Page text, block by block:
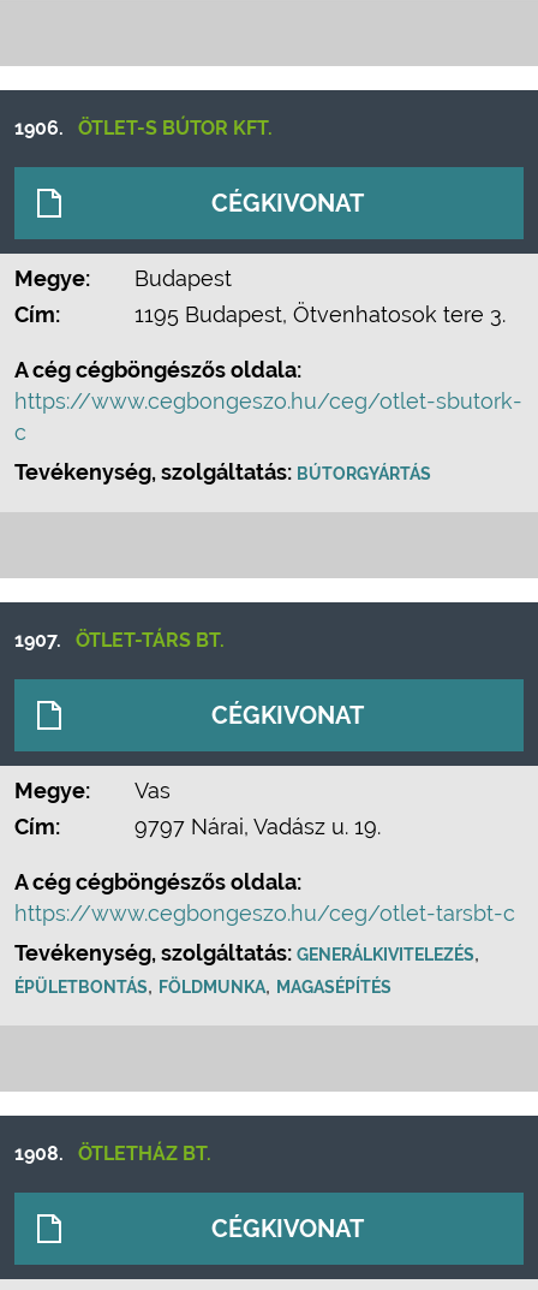
1906. ÖTLET-S BÚTOR KFT.
CÉGKIVONAT
Megye:
Budapest
Cím:
1195 Budapest, Ötvenhatosok tere 3.
A cég cégböngészős oldala:
https://www.cegbongeszo.hu/ceg/otlet-sbutork-
c
Tevékenység, szolgáltatás: BÚTORGYÁRTÁS
1907. ÖTLET-TÁRS BT.
CÉGKIVONAT
Megye:
Vas
Cím:
9797 Nárai, Vadász u. 19.
A cég cégböngészős oldala:
https://www.cegbongeszo.hu/ceg/otlet-tarsbt-c
Tevékenység, szolgáltatás: GENERÁLKIVITELEZÉS,
ÉPÜLETBONTÁS, FÖLDMUNKA, MAGASÉPÍTÉS
1908. ÖTLETHÁZ BT.
CÉGKIVONAT